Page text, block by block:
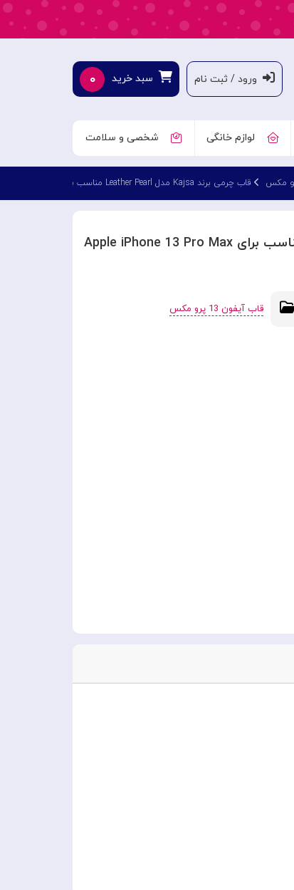
ورود / ثبت نام سبد خرید ۰
لوازم خانگی شخصی و سلامت
قاب چرمی برند Kajsa مدل Leather Pearl مناسب برای Apple iPhone 13 Pro Max
قاب آیفون 13 پرو مکس